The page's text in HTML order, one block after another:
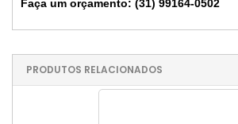
Faça um orçamento: (31) 99164-0502
PRODUTOS RELACIONADOS